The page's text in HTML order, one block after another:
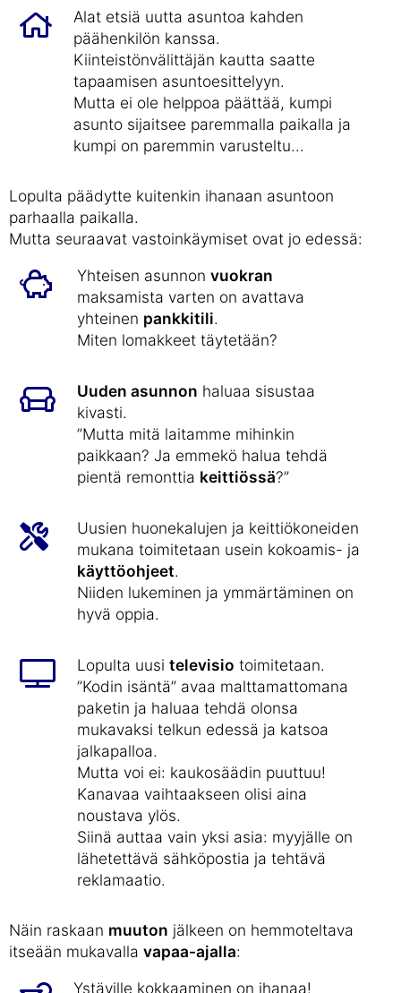
Alat etsiä uutta asuntoa kahden
päähenkilön kanssa.
Kiinteistönvälittäjän kautta saatte
tapaamisen asuntoesittelyyn.
Mutta ei ole helppoa päättää, kumpi
asunto sijaitsee paremmalla paikalla ja
kumpi on paremmin varusteltu...
Lopulta päädytte kuitenkin ihanaan asuntoon
parhaalla paikalla.
Mutta seuraavat vastoinkäymiset ovat jo edessä:
Yhteisen asunnon vuokran
maksamista varten on avattava
yhteinen pankkitili.
Miten lomakkeet täytetään?
Uuden asunnon haluaa sisustaa
kivasti.
”Mutta mitä laitamme mihinkin
paikkaan? Ja emmekö halua tehdä
pientä remonttia keittiössä?”
Uusien huonekalujen ja keittiökoneiden
mukana toimitetaan usein kokoamis- ja
käyttöohjeet.
Niiden lukeminen ja ymmärtäminen on
hyvä oppia.
Lopulta uusi televisio toimitetaan.
”Kodin isäntä” avaa malttamattomana
paketin ja haluaa tehdä olonsa
mukavaksi telkun edessä ja katsoa
jalkapalloa.
Mutta voi ei: kaukosäädin puuttuu!
Kanavaa vaihtaakseen olisi aina
noustava ylös.
Siinä auttaa vain yksi asia: myyjälle on
lähetettävä sähköpostia ja tehtävä
reklamaatio.
Näin raskaan muuton jälkeen on hemmoteltava
itseään mukavalla vapaa-ajalla:
Ystäville kokkaaminen on ihanaa!